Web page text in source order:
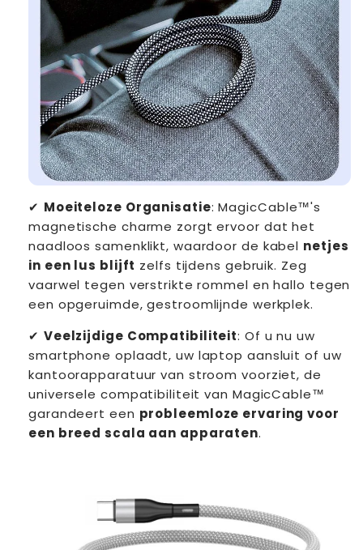
✔ Moeiteloze Organisatie: MagicCable™'s
magnetische charme zorgt ervoor dat het
naadloos samenklikt, waardoor de kabel netjes
in een lus blijft zelfs tijdens gebruik. Zeg
vaarwel tegen verstrikte rommel en hallo tegen
een opgeruimde, gestroomlijnde werkplek.
✔ Veelzijdige Compatibiliteit: Of u nu uw
smartphone oplaadt, uw laptop aansluit of uw
kantoorapparatuur van stroom voorziet, de
universele compatibiliteit van MagicCable™
garandeert een probleemloze ervaring voor
een breed scala aan apparaten.